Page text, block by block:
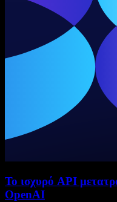
Το ισχυρό API
OpenAI